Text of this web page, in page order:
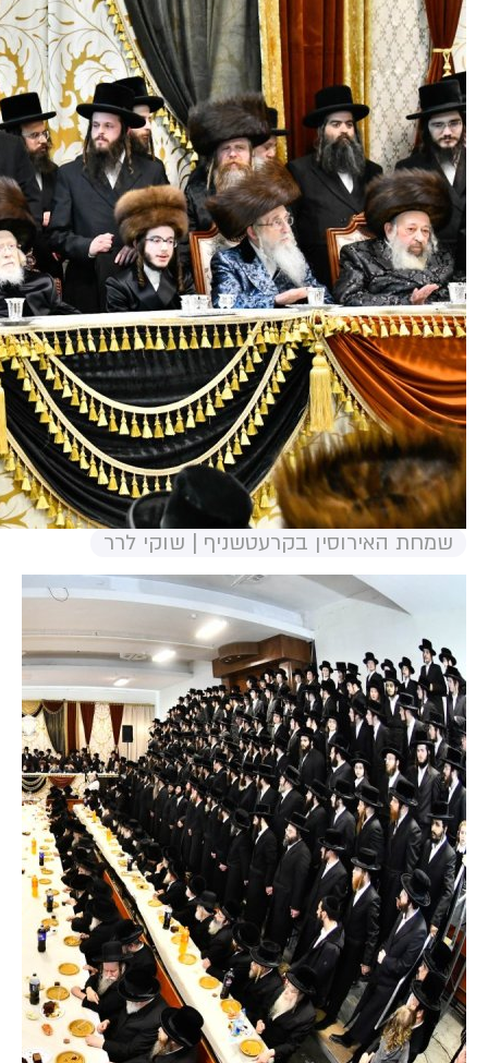
שמחת האירוסין בקרעטשניף | שוקי לרר